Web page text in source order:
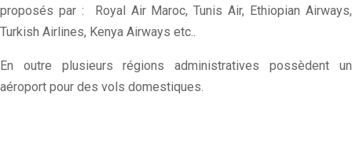
proposés par : Royal Air Maroc, Tunis Air, Ethiopian Airways,
Turkish Airlines, Kenya Airways etc..
En outre plusieurs régions administratives possèdent un
aéroport pour des vols domestiques.